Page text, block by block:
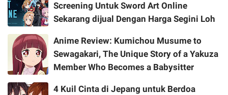
Screening Untuk Sword Art Online
Sekarang dijual Dengan Harga Segini Loh
Anime Review: Kumichou Musume to
Sewagakari, The Unique Story of a Yakuza
Member Who Becomes a Babysitter
4 Kuil Cinta di Jepang untuk Berdoa